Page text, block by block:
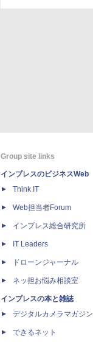
Group site links
インプレスのビジネスWeb
Think IT
Web担当者Forum
インプレス総合研究所
IT Leaders
ドローンジャーナル
ネッ担お悩み相談室
インプレスの本と雑誌
デジタルカメラマガジン
できるネット